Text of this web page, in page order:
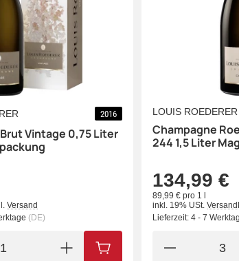
2016
Vintage 0,75 Liter
Versand
(DE)
IN DEN WARENKORB
LOUIS ROEDERER
Champagne
244 1,5 Liter
134,99 €
89,99 € pro 1 l
inkl. 19% USt.
Lieferzeit: 4 - 7